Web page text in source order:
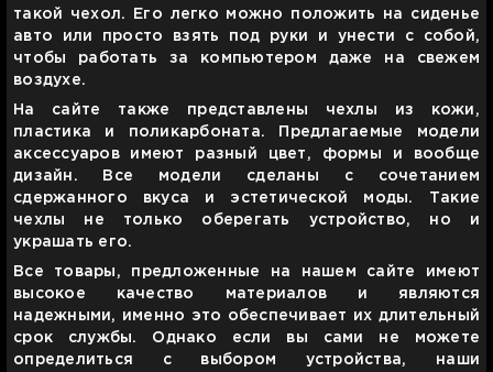
такой чехол. Его легко можно положить на сиденье
авто или просто взять под руки и унести с собой,
чтобы работать за компьютером даже на свежем
воздухе.
На сайте также представлены чехлы из кожи,
пластика и поликарбоната. Предлагаемые модели
аксессуаров имеют разный цвет, формы и вообще
дизайн. Все модели сделаны с сочетанием
сдержанного вкуса и эстетической моды. Такие
чехлы не только оберегать устройство, но и
украшать его.
Все товары, предложенные на нашем сайте имеют
высокое качество материалов и являются
надежными, именно это обеспечивает их длительный
срок службы. Однако если вы сами не можете
определиться с выбором устройства, наши